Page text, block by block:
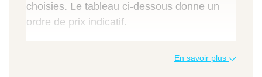
choisies. Le tableau ci-dessous donne un
ordre de prix indicatif.
En savoir plus